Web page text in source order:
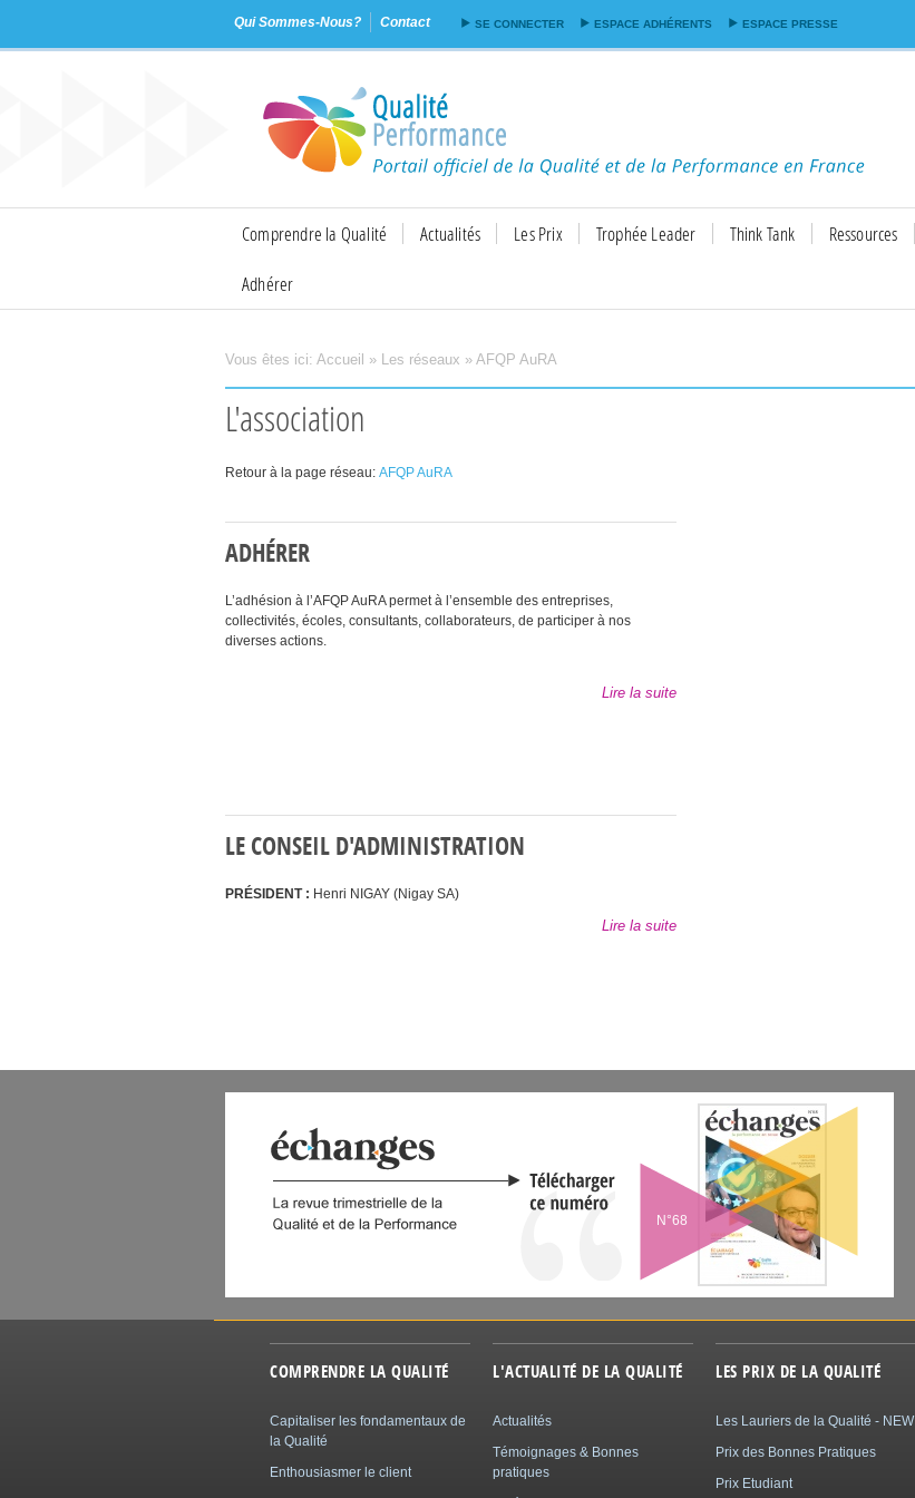
contenu
principal
Qui Sommes-Nous? Contact SE CONNECTER ESPACE ADHÉRENTS ESPACE PRESSE
Comprendre la Qualité Actualités Les Prix Trophée Leader Think Tank Ressources
Adhérer
Vous êtes ici: Accueil » Les réseaux » AFQP AuRA
L'association
Retour à la page réseau: AFQP AuRA
ADHÉRER
L’adhésion à l’AFQPAuRA permet à l’ensemble des entreprises,
collectivités, écoles, consultants, collaborateurs, de participer à nos
diverses actions.
Lire la suite
LE CONSEIL D'ADMINISTRATION
PRÉSIDENT: Henri NIGAY (Nigay SA)
Lire la suite
N°68
COMPRENDRE LA QUALITÉ
Capitaliser les fondamentaux de
la Qualité
Enthousiasmer le client
L'ACTUALITÉ DE LA QUALITÉ
Actualités
Témoignages & Bonnes
pratiques
LES PRIX DE LA QUALITÉ
Les Lauriers de la Qualité - NEW
Prix des Bonnes Pratiques
Prix Etudiant